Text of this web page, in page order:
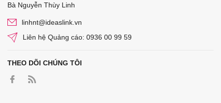
Bà Nguyễn Thùy Linh
linhnt@ideaslink.vn
Liên hệ Quảng cáo: 0936 00 99 59
THEO DÕI CHÚNG TÔI